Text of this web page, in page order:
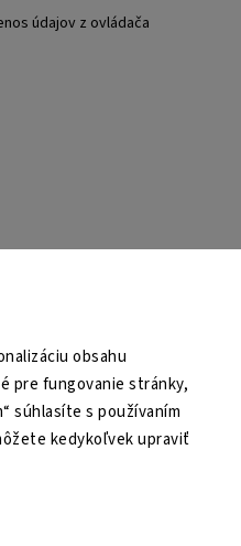
obsahu
pre fungovanie stránky,
súhlasíte s používaním
kedykoľvek upraviť
údajov z ovládača